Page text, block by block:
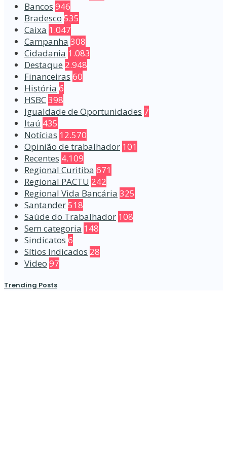
Bancos 946
Bradesco 535
Caixa 1.047
Campanha 308
Cidadania 1.083
Destaque 2.948
Financeiras 60
História 6
HSBC398
Igualdade de Oportunidades 7
Itaú 435
Notícias 12.570
Opinião de trabalhador 101
Recentes 4.109
Regional Curitiba 671
Regional PACTU 242
Regional Vida Bancária 325
Santander518
Saúde do Trabalhador 108
Sem categoria 148
Sindicatos 6
Sítios Indicados 28
Video 97
Trending Posts